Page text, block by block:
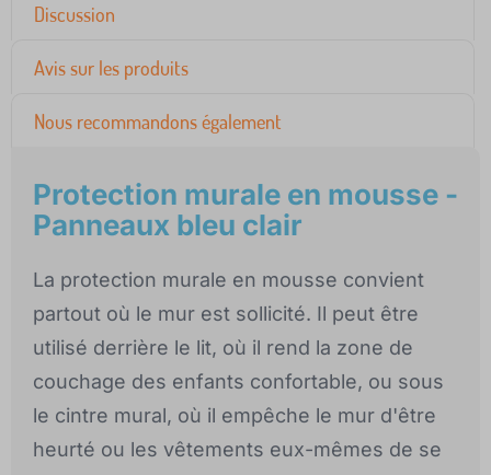
Discussion
Avis sur les produits
Nous recommandons également
Protection murale en mousse -
Panneaux bleu clair
La protection murale en mousse convient
partout où le mur est sollicité. Il peut être
utilisé derrière le lit, où il rend la zone de
couchage des enfants confortable, ou sous
le cintre mural, où il empêche le mur d'être
heurté ou les vêtements eux-mêmes de se